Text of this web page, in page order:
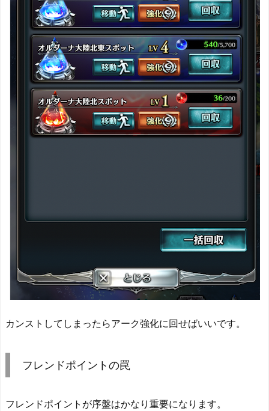
カンストしてしまったらアーク強化に回せばいいです。
フレンドポイントの罠
フレンドポイントが序盤はかなり重要になります。